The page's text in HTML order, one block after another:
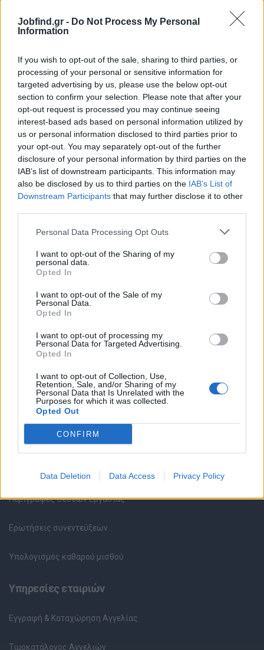
Jobfind.gr - Do Not Process My Personal
Information
If you wish to opt-out of the sale, sharing to third parties, or
processing of your personal or sensitive information for
targeted advertising by us, please use the below opt-out
section to confirm your selection. Please note that after your
opt-out request is processed you may continue seeing
interest-based ads based on personal information utilized by
us or personal information disclosed to third parties prior to
your opt-out. You may separately opt-out of the further
disclosure of your personal information by third parties on the
IAB’s list of downstream participants. This information may
also be disclosed by us to third parties on the IAB’s List of
Downstream Participants that may further disclose it to other
Personal Data Processing Opt Outs
I want to opt-out of the Sharing of my
personal data.
Opted In
I want to opt-out of the Sale of my
Personal Data.
Opted In
I want to opt-out of processing my
Personal Data for Targeted Advertising.
Opted In
I want to opt-out of Collection, Use,
Retention, Sale, and/or Sharing of my
Personal Data that Is Unrelated with the
Purposes for which it was collected.
Opted Out
CONFIRM
Data Deletion Data Access Privacy Policy
Πενθήμερη εργασία
Θέσεις εργασίας
Όλες οι Θέσεις Εργασίας
Θέσεις Εργασίας ανά Εταιρεία
Κέντρο Βοήθειας
Υπηρεσίες υποψηφίων
Καταχώρηση Online Βιογραφικού
Συμβουλές Καριέρας
Περιγραφές Θέσεων Εργασίας
Ερωτήσεις συνεντεύξεων
Υπολογισμός καθαρού μισθού
Υπηρεσίες εταιριών
Εγγραφή & Καταχώρηση Αγγελίας
Τιμοκατάλογος Αγγελιών